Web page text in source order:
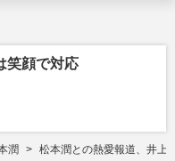
笑顔で対応
潤 松本潤との熱愛報道、井上